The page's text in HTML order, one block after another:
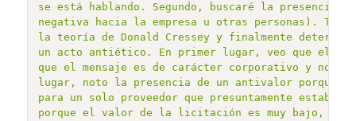
se está hablando. Segundo, buscaré la presencia
negativa hacia la empresa u otras personas).
la teoría de Donald Cressey y finalmente
un acto antiético. En primer lugar, veo que el
que el mensaje es de carácter corporativo y noto
lugar, noto la presencia de un antivalor porque
para un solo proveedor que presuntamente
porque el valor de la licitación es muy bajo, pero